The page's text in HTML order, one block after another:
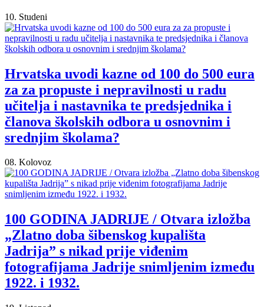
10. Studeni
Hrvatska uvodi kazne od 100 do 500 eura
za za propuste i nepravilnosti u radu
učitelja i nastavnika te predsjednika i
članova školskih odbora u osnovnim i
srednjim školama?
08. Kolovoz
100 GODINA JADRIJE / Otvara izložba
„Zlatno doba šibenskog kupališta
Jadrija” s nikad prije viđenim
fotografijama Jadrije snimljenim između
1922. i 1932.